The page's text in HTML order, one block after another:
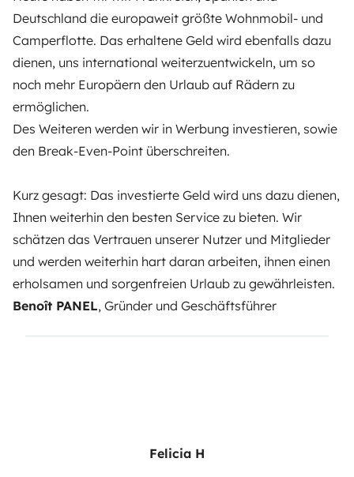
Deutschland die europaweit größte Wohnmobil- und
Camperflotte. Das erhaltene Geld wird ebenfalls dazu
dienen, uns international weiterzuentwickeln, um so
noch mehr Europäern den Urlaub auf Rädern zu
ermöglichen.
Des Weiteren werden wir in Werbung investieren, sowie
den Break-Even-Point überschreiten.
Kurz gesagt: Das investierte Geld wird uns dazu dienen,
Ihnen weiterhin den besten Service zu bieten. Wir
schätzen das Vertrauen unserer Nutzer und Mitglieder
und werden weiterhin hart daran arbeiten, ihnen einen
erholsamen und sorgenfreien Urlaub zu gewährleisten.
Benoît PANEL, Gründer und Geschäftsführer
Felicia H